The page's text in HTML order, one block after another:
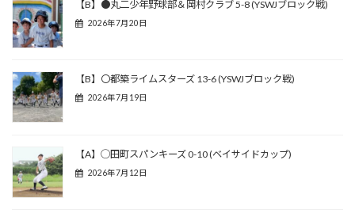
【B】●丸二少年野球部＆岡村クラブ 5-8 (YSWJブロック戦)
2026年7月20日
【B】〇都築ライムスターズ 13-6 (YSWJブロック戦)
2026年7月19日
【A】◯田町スパンキーズ 0-10 (ベイサイドカップ)
2026年7月12日